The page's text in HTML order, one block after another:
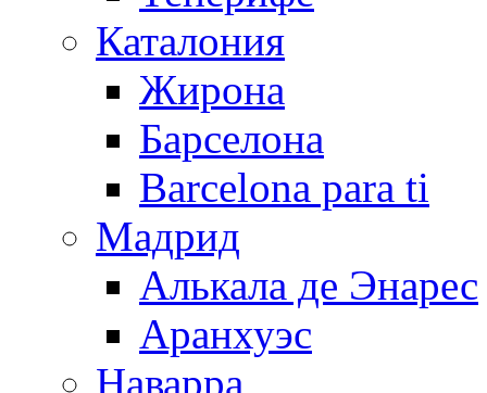
Каталония
Жирона
Барселона
Barcelona para ti
Мадрид
Алькала де Энарес
Аранхуэс
Наварра